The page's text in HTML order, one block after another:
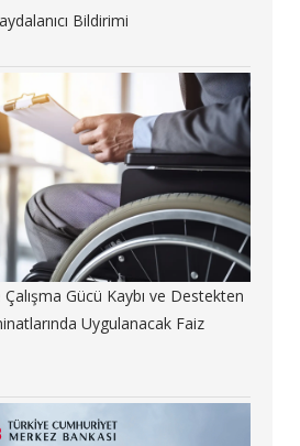
Bildirimi
Çalışma Gücü Kaybı ve Destekten
Uygulanacak Faiz